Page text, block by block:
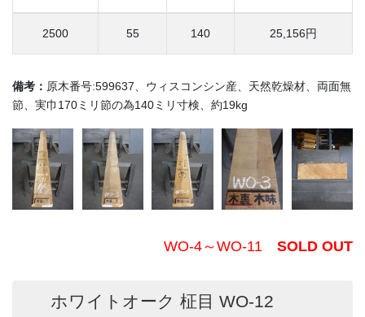
2500 55 140 25,156円
備考： 原木番号:599637、ウィスコンシン産、天然乾燥材、両面無
節、実巾170ミリ節の為140ミリ寸検、約19kg
WO-4～WO-11 SOLD OUT
ホワイトオーク 柾目 WO-12